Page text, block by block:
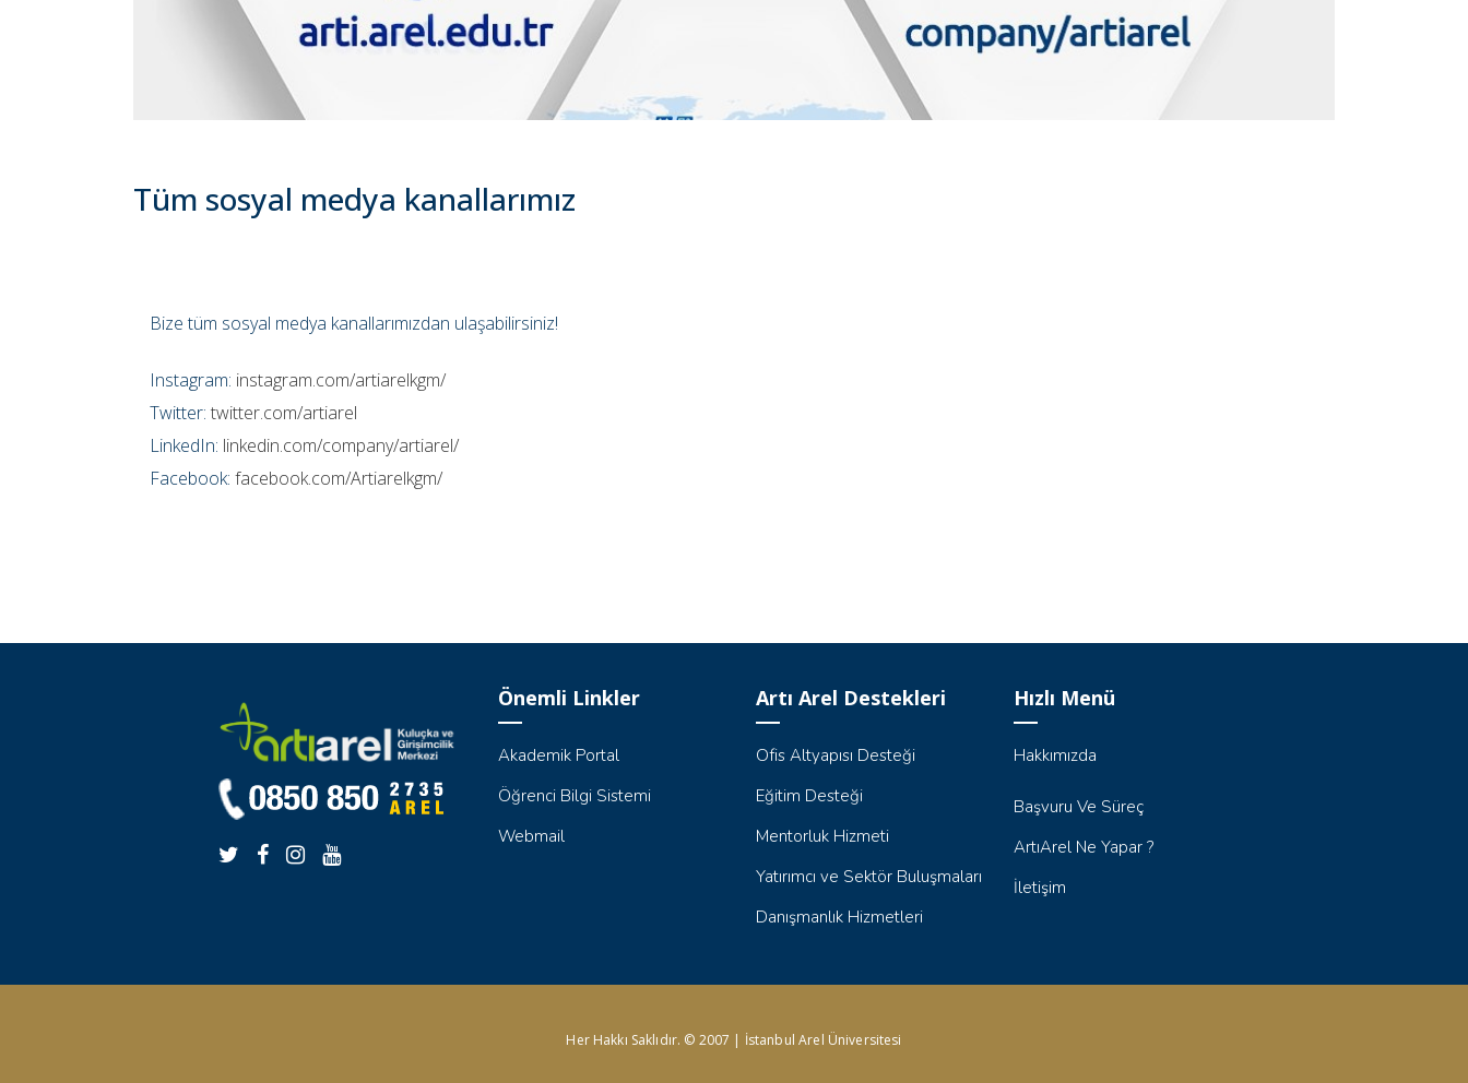
Tüm sosyal medya kanallarımız
Bize tüm sosyal medya kanallarımızdan ulaşabilirsiniz!
Instagram: instagram.com/artiarelkgm/
Twitter: twitter.com/artiarel
LinkedIn: linkedin.com/company/artiarel/
Facebook: facebook.com/Artiarelkgm/
Önemli Linkler
Akademik Portal
Öğrenci Bilgi Sistemi
Webmail
Artı Arel Destekleri
Ofis Altyapısı Desteği
Eğitim Desteği
Mentorluk Hizmeti
Yatırımcı ve Sektör Buluşmaları
Danışmanlık Hizmetleri
Hızlı Menü
Hakkımızda
Başvuru Ve Süreç
ArtıArel Ne Yapar ?
İletişim
Her Hakkı Saklıdır. © 2007 | İstanbul Arel Üniversitesi